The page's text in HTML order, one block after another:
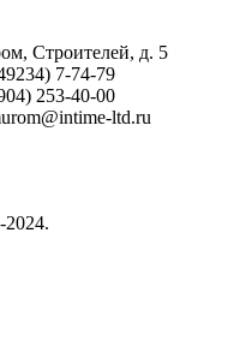
Строителей, д. 5
7-74-79
253-40-00
ltd.ru